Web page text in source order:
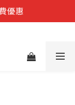
單9折優惠!
優惠
單9折優惠!